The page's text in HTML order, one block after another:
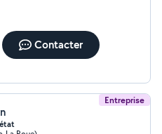
Contacter
Entreprise